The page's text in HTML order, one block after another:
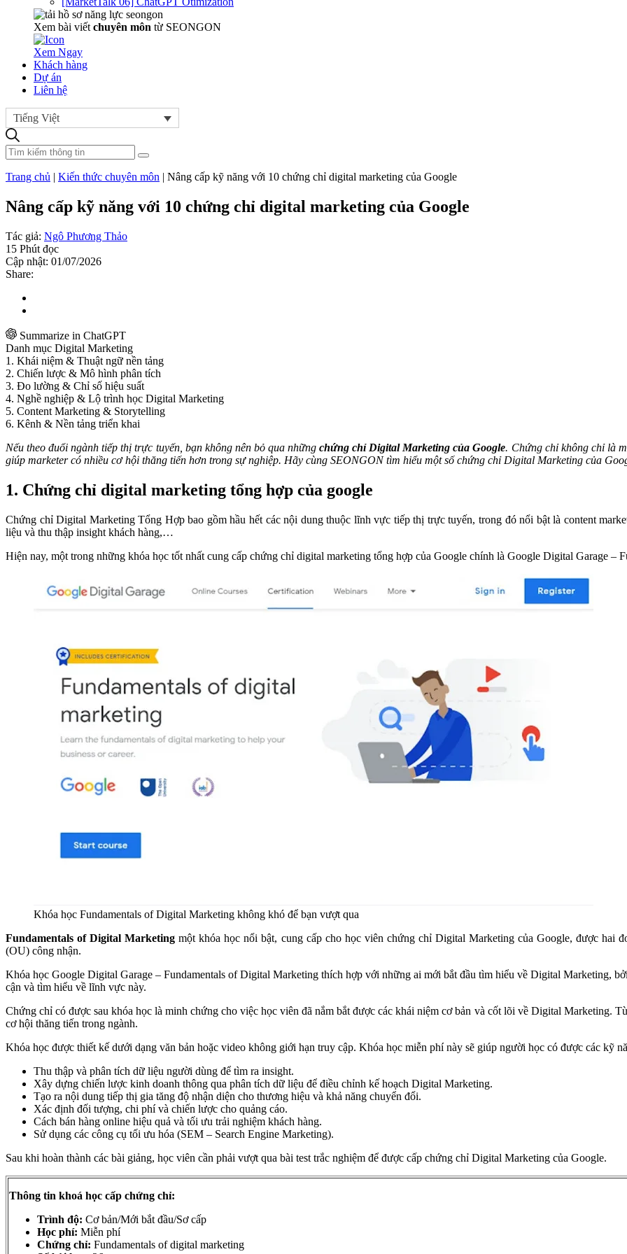
Xem bài viết chuyên môn từ SEONGON
Xem Ngay
Khách hàng
Dự án
Liên hệ
Tiếng Việt
Trang chủ | Kiến thức chuyên môn | Nâng cấp kỹ năng với 10 chứng chỉ digital marketing của Google
Nâng cấp kỹ năng với 10 chứng chỉ digital marketing của Google
Tác giả: Ngô Phương Thảo
15 Phút đọc
Cập nhật: 01/07/2026
Share:
Summarize in ChatGPT
Danh mục Digital Marketing
1. Khái niệm & Thuật ngữ nền tảng
2. Chiến lược & Mô hình phân tích
3. Đo lường & Chỉ số hiệu suất
4. Nghề nghiệp & Lộ trình học Digital Marketing
5. Content Marketing & Storytelling
6. Kênh & Nền tảng triển khai
Nếu theo đuổi ngành tiếp thị trực tuyến, bạn không nên bỏ qua nhữngchứng chỉ Digital Marketing của Google. Chứng chỉ không chỉ là
giúp marketer có nhiều cơ hội thăng tiến hơn trong sự nghiệp. Hãy cùng SEONGON tìm hiểu một số chứng chỉ Digital Marketing của
1. Chứng chỉ digital marketing tổng hợp của google
Chứng chỉ Digital Marketing Tổng Hợp bao gồm hầu hết các nội dung thuộc lĩnh vực tiếp thị trực tuyến, trong đó nổi bật là content
liệu và thu thập insight khách hàng,…
Hiện nay, một trong những khóa học tốt nhất cung cấp chứng chỉ digital marketing tổng hợp của Google chính là Google Digital Garage –
Khóa học Fundamentals of Digital Marketing không khó để bạn vượt qua
Fundamentals of Digital Marketing một khóa học nổi bật, cung cấp cho học viên chứng chỉ Digital Marketing của Google, được
(OU) công nhận.
Khóa học Google Digital Garage – Fundamentals of Digital Marketing thích hợp với những ai mới bắt đầu tìm hiểu về Digital Marketing,
cận và tìm hiểu về lĩnh vực này.
Chứng chỉ có được sau khóa học là minh chứng cho việc học viên đã nắm bắt được các khái niệm cơ bản và cốt lõi về Digital Marketing.
cơ hội thăng tiến trong ngành.
Khóa học được thiết kế dưới dạng văn bản hoặc video không giới hạn truy cập. Khóa học miễn phí này sẽ giúp người học có được các kỹ
Thu thập và phân tích dữ liệu người dùng để tìm ra insight.
Xây dựng chiến lược kinh doanh thông qua phân tích dữ liệu để điều chỉnh kế hoạch Digital Marketing.
Tạo ra nội dung tiếp thị gia tăng độ nhận diện cho thương hiệu và khả năng chuyển đổi.
Xác định đối tượng, chi phí và chiến lược cho quảng cáo.
Cách bán hàng online hiệu quả và tối ưu trải nghiệm khách hàng.
Sử dụng các công cụ tối ưu hóa (SEM – Search Engine Marketing).
Sau khi hoàn thành các bài giảng, học viên cần phải vượt qua bài test trắc nghiệm để được cấp chứng chỉ Digital Marketing của Google.
Thông tin khoá học cấp chứng chỉ:
Trình độ: Cơ bản/Mới bắt đầu/Sơ cấp
Học phí: Miễn phí
Chứng chỉ: Fundamentals of digital marketing